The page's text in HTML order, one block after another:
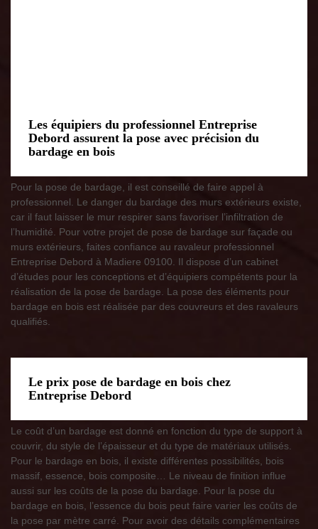
Les équipiers du professionnel Entreprise
Debord assurent la pose avec précision du
bardage en bois
Pour la pose de bardage, il est conseillé de faire appel à
professionnel. Le danger du bardage des murs extérieurs existe,
car il faut laisser le mur respirer sans favoriser l’infiltration de
l’humidité. Pour votre projet de pose de bardage sur façade ou
murs extérieurs, faites confiance au ravaleur professionnel
Entreprise Debord à Madiere 09100. Il dispose d’un cabinet
d’études pour les conceptions et d’équipiers compétents pour la
réalisation de la pose de bardage. La pose des éléments pour
bardage en bois est réalisée par des couvreurs et des ravaleurs
qualifiés.
Le prix pose de bardage en bois chez
Entreprise Debord
Le coût d’un bardage est donné en fonction du type de support à
couvrir, du style de l’épaisseur et du type de matériaux utilisés.
Pour le bardage en bois, il existe différentes possibilités, bois
massif, essence, bois composite… Le niveau de finition influe
aussi sur les coûts de la pose du bardage. Pour la pose du
bardage en bois, l’essence du bois peut faire varier les coûts de
la pose par mètre carré. Pour avoir des détails complémentaires